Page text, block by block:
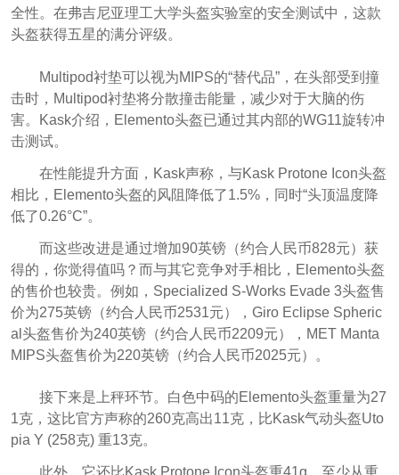
全性。在弗吉尼亚理工大学头盔实验室的安全测试中，这款
头盔获得五星的满分评级。
Multipod衬垫可以视为MIPS的“替代品”，在头部受到撞
击时，Multipod衬垫将分散撞击能量，减少对于大脑的伤
害。Kask介绍，Elemento头盔已通过其内部的WG11旋转冲
击测试。
在性能提升方面，Kask声称，与Kask Protone Icon头盔
相比，Elemento头盔的风阻降低了1.5%，同时“头顶温度降
低了0.26°C”。
而这些改进是通过增加90英镑（约合人民币828元）获
得的，你觉得值吗？而与其它竞争对手相比，Elemento头盔
的售价也较贵。例如，Specialized S-Works Evade 3头盔售
价为275英镑（约合人民币2531元），Giro Eclipse Spheric
al头盔售价为240英镑（约合人民币2209元），MET Manta
MIPS头盔售价为220英镑（约合人民币2025元）。
接下来是上秤环节。白色中码的Elemento头盔重量为27
1克，这比官方声称的260克高出11克，比Kask气动头盔Uto
pia Y (258克) 重13克。